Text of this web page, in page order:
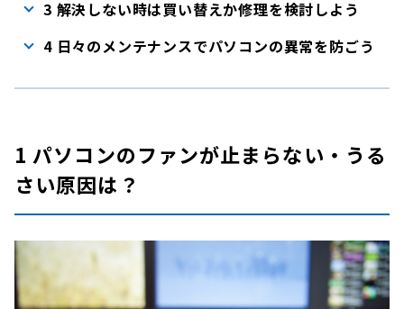
3 解決しない時は買い替えか修理を検討しよう
4 日々のメンテナンスでパソコンの異常を防ごう
1 パソコンのファンが止まらない・うる
さい原因は？